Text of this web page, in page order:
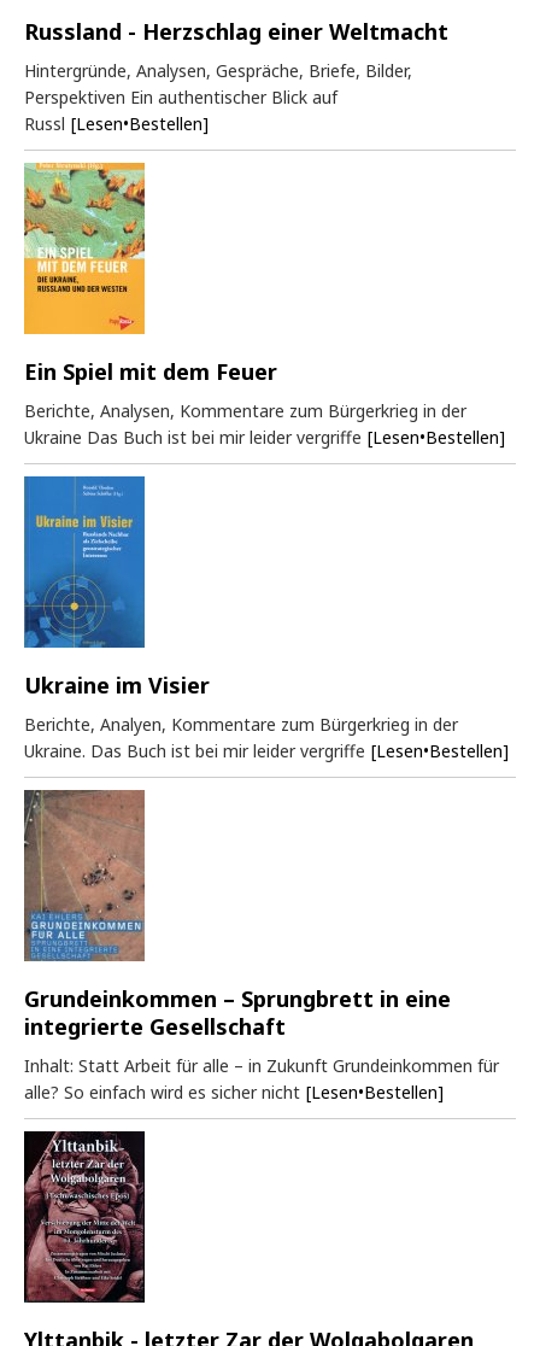
Russland - Herzschlag einer Weltmacht
Hintergründe, Analysen, Gespräche, Briefe, Bilder,
Perspektiven Ein authentischer Blick auf
Russl [Lesen•Bestellen]
Ein Spiel mit dem Feuer
Berichte, Analysen, Kommentare zum Bürgerkrieg in der
Ukraine Das Buch ist bei mir leider vergriffe [Lesen•Bestellen]
Ukraine im Visier
Berichte, Analyen, Kommentare zum Bürgerkrieg in der
Ukraine. Das Buch ist bei mir leider vergriffe [Lesen•Bestellen]
Grundeinkommen – Sprungbrett in eine
integrierte Gesellschaft
Inhalt: Statt Arbeit für alle – in Zukunft Grundeinkommen für
alle? So einfach wird es sicher nicht [Lesen•Bestellen]